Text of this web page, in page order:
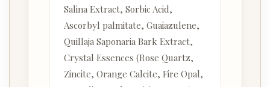
Salina Extract, Sorbic Acid,
Ascorbyl palmitate, Guaiazulene,
Quillaja Saponaria Bark Extract,
Crystal Essences (Rose Quartz,
Zincite, Orange Calcite, Fire Opal,